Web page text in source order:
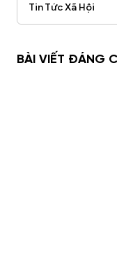
Tin Tức Xã Hội
BÀI VIẾT ĐÁNG